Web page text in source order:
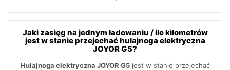
Jaki zasięg na jednym ładowaniu / ile kilometrów
jest w stanie przejechać hulajnoga elektryczna
JOYOR G5?
Hulajnoga elektryczna JOYOR G5jest w stanie przejechać